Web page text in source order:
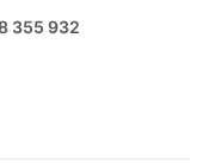
355 932